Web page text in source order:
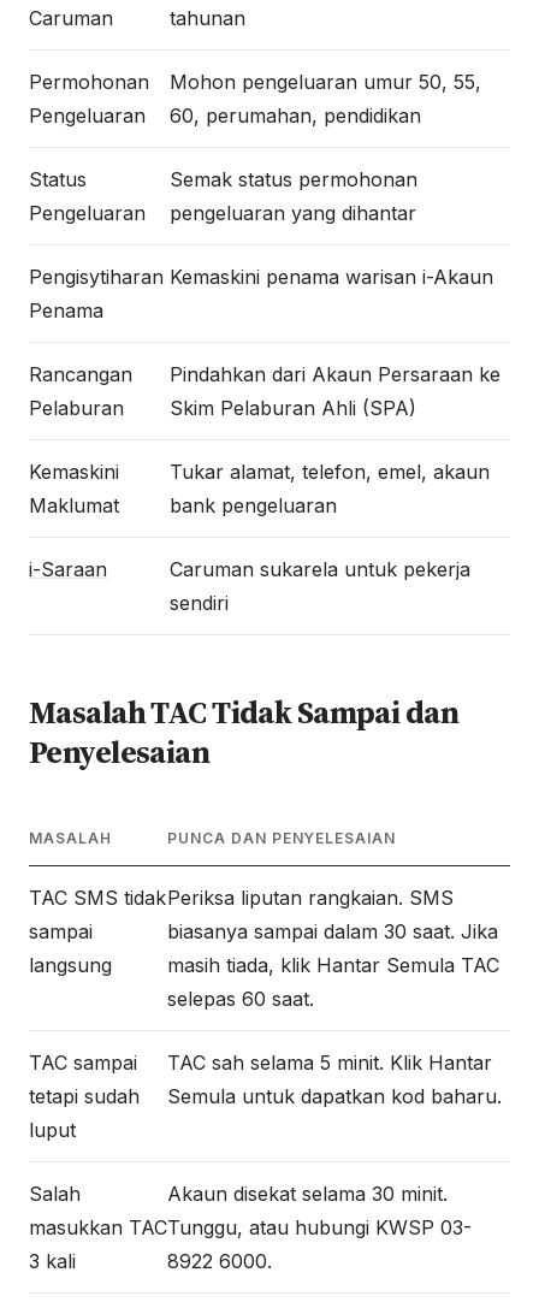
Caruman tahunan
Permohonan
Pengeluaran
Mohon pengeluaran umur 50, 55,
60, perumahan, pendidikan
Status
Pengeluaran
Semak status permohonan
pengeluaran yang dihantar
Pengisytiharan
Penama
Kemaskini penama warisan i-Akaun
Rancangan
Pelaburan
Pindahkan dari Akaun Persaraan ke
Skim Pelaburan Ahli (SPA)
Kemaskini
Maklumat
Tukar alamat, telefon, emel, akaun
bank pengeluaran
i-Saraan
Caruman sukarela untuk pekerja
sendiri
Masalah TAC Tidak Sampai dan
Penyelesaian
MASALAH PUNCA DAN PENYELESAIAN
TAC SMS tidak
sampai
langsung
Periksa liputan rangkaian. SMS
biasanya sampai dalam 30 saat. Jika
masih tiada, klik Hantar Semula TAC
selepas 60 saat.
TAC sampai
tetapi sudah
luput
TAC sah selama 5 minit. Klik Hantar
Semula untuk dapatkan kod baharu.
Salah
masukkan TAC
3 kali
Akaun disekat selama 30 minit.
Tunggu, atau hubungi KWSP 03-
8922 6000.